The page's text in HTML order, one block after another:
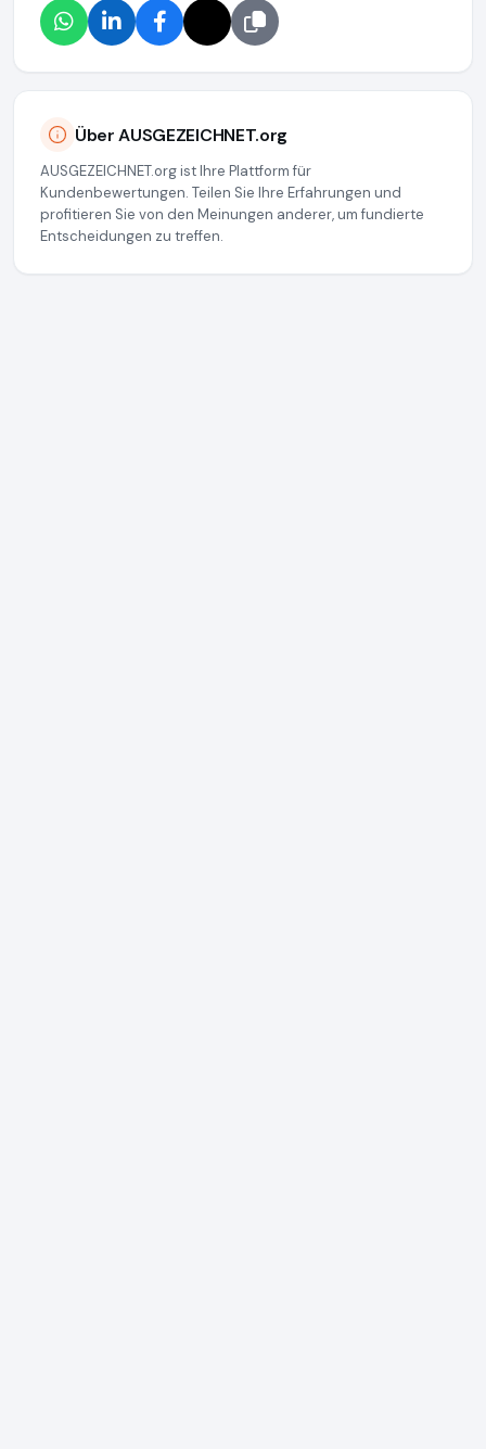
Über AUSGEZEICHNET.org
AUSGEZEICHNET.org ist Ihre Plattform für
Kundenbewertungen. Teilen Sie Ihre Erfahrungen und
profitieren Sie von den Meinungen anderer, um fundierte
Entscheidungen zu treffen.